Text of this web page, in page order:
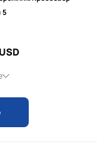
5
USD